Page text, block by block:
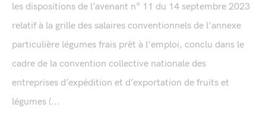
les dispositions de l’avenant n° 11 du 14 septembre 2023
relatif à la grille des salaires conventionnels de l'annexe
particulière légumes frais prêt à l'emploi, conclu dans le
cadre de la convention collective nationale des
entreprises d’expédition et d’exportation de fruits et
légumes (...